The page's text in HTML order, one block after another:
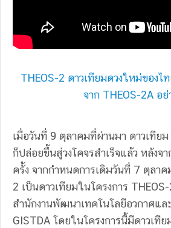
THEOS-2 ดาวเทียมดวงใหม่ของไ
จาก THEOS-2A อย่
เมื่อวันที่ 9 ตุลาคมที่ผ่านมา ดาวเทียม
ก็ปล่อยขึ้นสู่วงโคจรสำเร็จแล้ว หลังจ
ครั้ง จากกำหนดการเดิมวันที่ 7 ตุลาค
2 เป็นดาวเทียมในโครงการ
สำนักงานพัฒนาเทคโนโลยีอวกาศแ
GISTDA โดยในโครงการนี้มีดาวเที